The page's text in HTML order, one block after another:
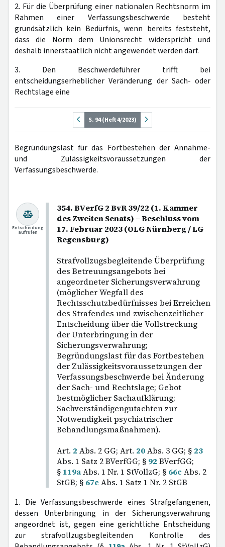
2. Für die Überprüfung einer nationalen Rechtsnorm im
Rahmen einer Verfassungsbeschwerde besteht
grundsätzlich kein Bedürfnis, wenn bereits feststeht,
dass die Norm dem Unionsrecht widerspricht und
deshalb innerstaatlich nicht angewendet werden darf.
3. Den Beschwerdeführer trifft bei
entscheidungserheblicher Veränderung der Sach- oder
Rechtslage eine
S. 94 (Heft 4/2023)
Begründungslast für das Fortbestehen der Annahme-
und Zulässigkeitsvoraussetzungen der
Verfassungsbeschwerde.
354. BVerfG 2 BvR 39/22 (1. Kammer
des Zweiten Senats) – Beschluss vom
17. Februar 2023 (OLG Nürnberg / LG
Regensburg)
Strafvollzugsbegleitende Überprüfung
des Betreuungsangebots bei
angeordneter Sicherungsverwahrung
(möglicher Wegfall des
Rechtsschutzbedürfnisses bei Erreichen
des Strafendes und zwischenzeitlicher
Entscheidung über die Vollstreckung
der Unterbringung in der
Sicherungsverwahrung;
Begründungslast für das Fortbestehen
der Zulässigkeitsvoraussetzungen der
Verfassungsbeschwerde bei Änderung
der Sach- und Rechtslage; Gebot
bestmöglicher Sachaufklärung;
Sachverständigengutachten zur
Notwendigkeit psychiatrischer
Behandlungsmaßnahmen).
Art. 2 Abs. 2 GG; Art. 20Abs. 3 GG; § 23
Abs. 1 Satz 2 BVerfGG; § 92 BVerfGG;
§ 119aAbs. 1 Nr. 1 StVollzG; § 66cAbs. 2
StGB; § 67cAbs. 1 Satz 1 Nr. 2 StGB
Entscheidung
aufrufen
1. Die Verfassungsbeschwerde eines Strafgefangenen,
dessen Unterbringung in der Sicherungsverwahrung
angeordnet ist, gegen eine gerichtliche Entscheidung
zur strafvollzugsbegleitenden Kontrolle des